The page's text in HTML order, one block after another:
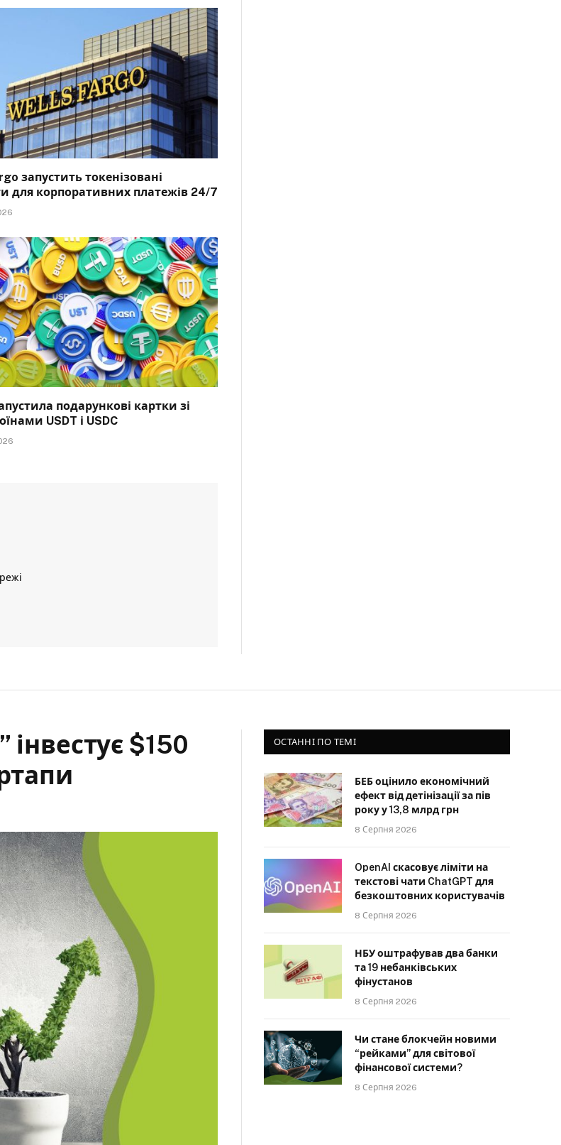
запустить токенізовані
для корпоративних платежів 24/7
подарункові картки зі
USDT і USDC
$150
ОСТАННІ ПО ТЕМІ
БЕБ оцінило економічний
ефект від детінізації за пів
року у 13,8 млрд грн
8 Серпня 2026
OpenAI скасовує ліміти на
текстові чати ChatGPT для
безкоштовних користувачів
8 Серпня 2026
НБУ оштрафував два банки
та 19 небанківських
фінустанов
8 Серпня 2026
Чи стане блокчейн новими
“рейками” для світової
фінансової системи?
8 Серпня 2026